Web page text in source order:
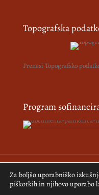
Topografska
Prenesi Topografsko
Program
© 2018-2026 Pomurski
spletne
Za boljšo uporabniško
piškotkih in njihovo uporabo